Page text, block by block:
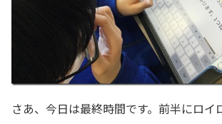
さあ、今日は最終時間です。前半にロイ